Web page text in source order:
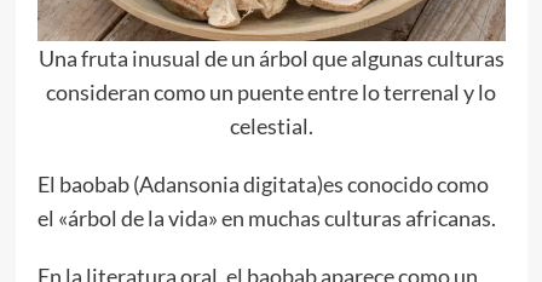
Una fruta inusual de un árbol que algunas culturas
consideran como un puente entre lo terrenal y lo
celestial.
El baobab (Adansonia digitata)es conocido como
el «árbol de la vida» en muchas culturas africanas.
En la literatura oral, el baobab aparece como un